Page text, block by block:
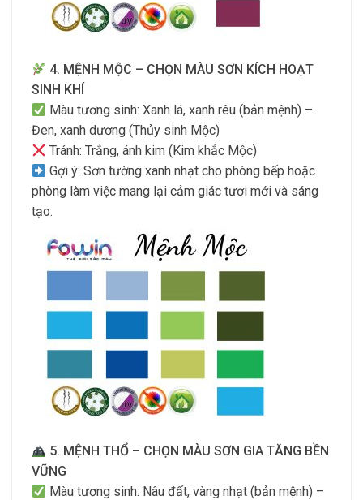
4. MỆNH MỘC – CHỌN MÀU SƠN KÍCH HOẠT
SINH KHÍ
Màu tương sinh: Xanh lá, xanh rêu (bản mệnh) –
Đen, xanh dương (Thủy sinh Mộc)
Tránh: Trắng, ánh kim (Kim khắc Mộc)
Gợi ý: Sơn tường xanh nhạt cho phòng bếp hoặc
phòng làm việc mang lại cảm giác tươi mới và sáng
tạo.
5. MỆNH THỔ – CHỌN MÀU SƠN GIA TĂNG BỀN
VỮNG
Màu tương sinh: Nâu đất, vàng nhạt (bản mệnh) –